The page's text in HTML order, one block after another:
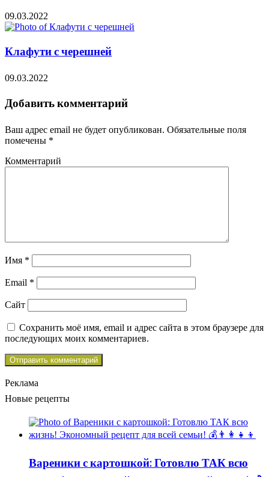
09.03.2022
Клафути с черешней
09.03.2022
Добавить комментарий
Ваш адрес email не будет опубликован. Обязательные поля
помечены *
Комментарий
Имя *
Email *
Сайт
Сохранить моё имя, email и адрес сайта в этом браузере для
последующих моих комментариев.
Реклама
Новые рецепты
Вареники с картошкой: Готовлю ТАК всю